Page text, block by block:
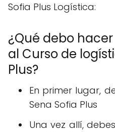
Sofia Plus Logística:
¿Qué debo
al Curso de
Plus?
En primer lugar,
Sena Sofia Plus
Una vez allí,